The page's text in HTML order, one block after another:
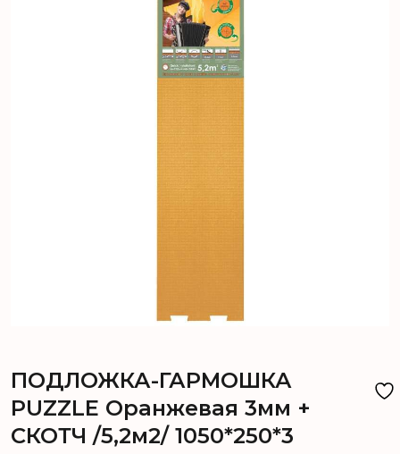
ПОДЛОЖКА-ГАРМОШКА
PUZZLE Оранжевая 3мм +
СКОТЧ /5,2м2/ 1050*250*3